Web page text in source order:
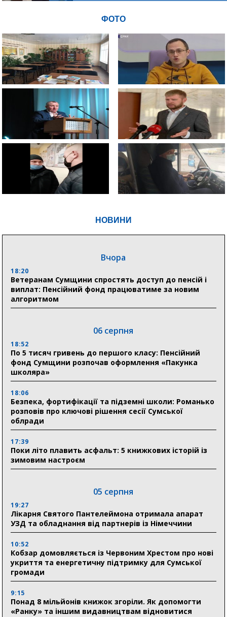
НОВИНИ
Вчора
18:20
Ветеранам Сумщини спростять доступ до пенсій і
виплат: Пенсійний фонд працюватиме за новим
алгоритмом
06 серпня
18:52
По 5 тисяч гривень до першого класу: Пенсійний
фонд Сумщини розпочав оформлення «Пакунка
школяра»
18:06
Безпека, фортифікації та підземні школи: Романько
розповів про ключові рішення сесії Сумської
облради
17:39
Поки літо плавить асфальт: 5 книжкових історій із
зимовим настроєм
05 серпня
19:27
Лікарня Святого Пантелеймона отримала апарат
УЗД та обладнання від партнерів із Німеччини
10:52
Кобзар домовляється із Червоним Хрестом про нові
укриття та енергетичну підтримку для Сумської
громади
9:15
Понад 8 мільйонів книжок згоріли. Як допомогти
«Ранку» та іншим видавництвам відновитися
ФОТО